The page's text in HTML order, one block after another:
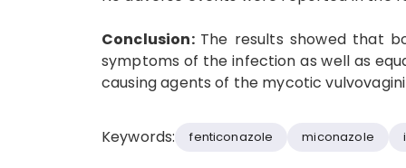
Conclusion: The results showed that
symptoms of the infection as well as
causing agents of the mycotic
Keywords: fenticonazole miconazo­le